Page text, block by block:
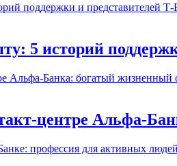
5 историй
центре Альфа-